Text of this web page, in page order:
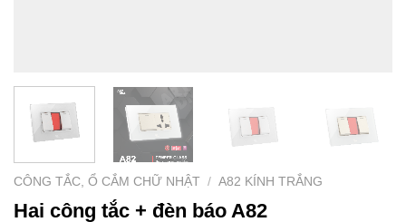
CÔNG TẮC, Ổ CẮM CHỮ NHẬT / A82 KÍNH TRẮNG
Hai công tắc + đèn báo A82